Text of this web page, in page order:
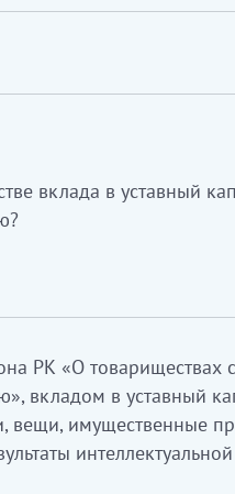
вклада в уставный
РК «О товариществах
вкладом в уставный
вещи, имущественные